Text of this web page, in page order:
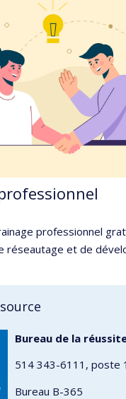
professionnel
réseautage et de
Bureau de la
514 343-6111, poste
Bureau B-365